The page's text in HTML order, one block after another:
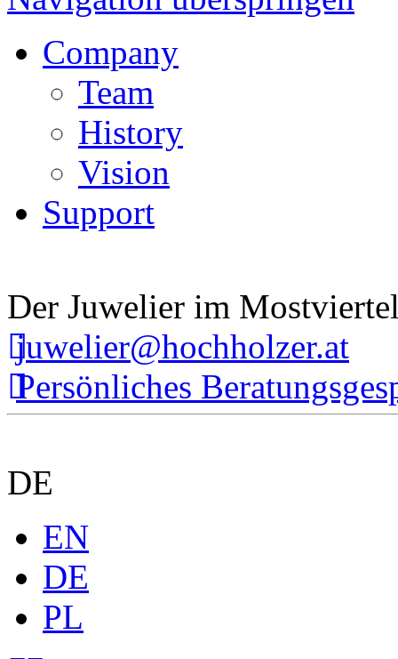
Company
Team
History
Vision
Support
Der Juwelier im
juwelier@hochholzer.at
Persönliches
DE
EN
DE
PL